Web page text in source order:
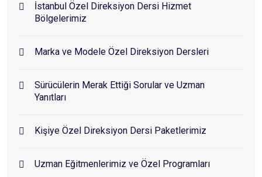
İstanbul Özel Direksiyon Dersi Hizmet
Bölgelerimiz
Marka ve Modele Özel Direksiyon Dersleri
Sürücülerin Merak Ettiği Sorular ve Uzman
Yanıtları
Kişiye Özel Direksiyon Dersi Paketlerimiz
Uzman Eğitmenlerimiz ve Özel Programları